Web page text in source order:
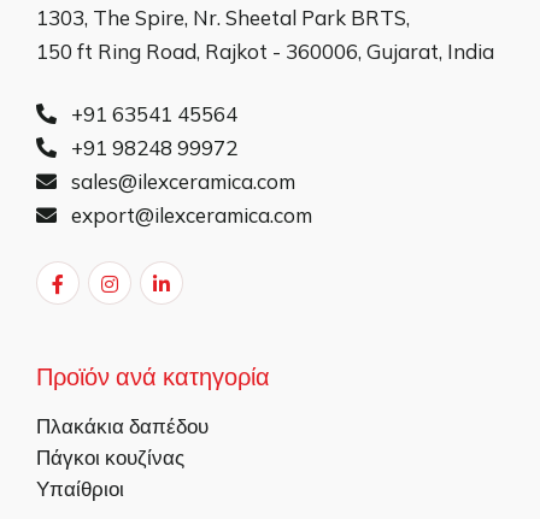
1303, The Spire, Nr. Sheetal Park BRTS,
150 ft Ring Road, Rajkot - 360006, Gujarat, India
+91 63541 45564
+91 98248 99972
sales@ilexceramica.com
export@ilexceramica.com
Προϊόν ανά κατηγορία
Πλακάκια δαπέδου
Πάγκοι κουζίνας
Υπαίθριοι